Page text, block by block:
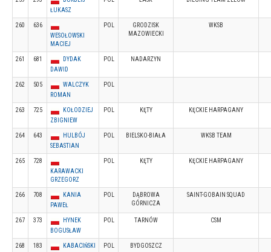
ŁUKASZ
260
636
WESOŁOWSKI
MACIEJ
POL
GRODZISK
MAZOWIECKI
WKSB
261 681
DYDAK
DAWID
POL NADARZYN
262 505
WALCZYK
ROMAN
POL
263 725
KOŁODZIEJ
ZBIGNIEW
POL KĘTY KĘCKIE HARPAGANY
264 643
HULBÓJ
SEBASTIAN
POL BIELSKO-BIAŁA WKSB TEAM
265
728
KARAWACKI
GRZEGORZ
POL KĘTY KĘCKIE HARPAGANY
266 708
KANIA
PAWEŁ
POL
DĄBROWA
GÓRNICZA
SAINT-GOBAIN SQUAD
267 373
HYNEK
BOGUSŁAW
POL TARNÓW CSM
268 183
KABACIŃSKI
POL BYDGOSZCZ